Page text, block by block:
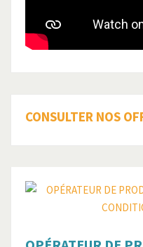
CONSULTER NOS